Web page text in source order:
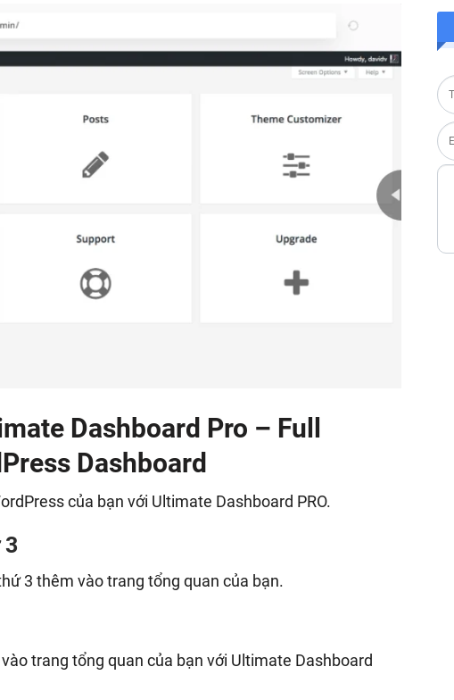
Dashboard Pro – Full
Dashboard
của bạn với Ultimate Dashboard PRO.
3
3 thêm vào trang tổng quan của bạn.
trang tổng quan của bạn với Ultimate Dashboard